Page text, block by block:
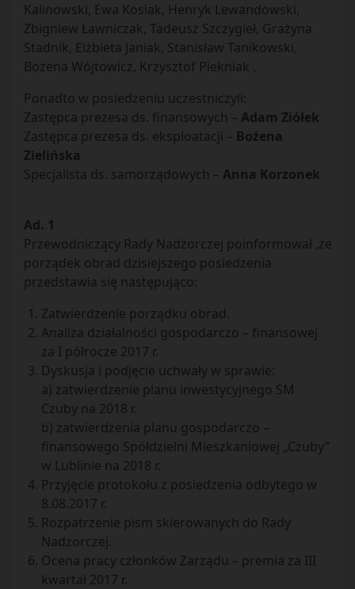
Kalinowski, Ewa Kosiak, Henryk Lewandowski,
Zbigniew Ławniczak, Tadeusz Szczygieł, Grażyna
Stadnik, Elżbieta Janiak, Stanisław Tanikowski,
Bożena Wójtowicz, Krzysztof Piekniak .
Ponadto w posiedzeniu uczestniczyli:
Zastępca prezesa ds. finansowych – Adam Ziółek
Zastępca prezesa ds. eksploatacji – Bożena
Zielińska
Specjalista ds. samorządowych – Anna Korzonek
Ad. 1
Przewodniczący Rady Nadzorczej poinformował ,że
porządek obrad dzisiejszego posiedzenia
przedstawia się następująco:
Zatwierdzenie porządku obrad.
Analiza działalności gospodarczo – finansowej
za I półrocze 2017 r.
Dyskusja i podjęcie uchwały w sprawie:
a) zatwierdzenie planu inwestycyjnego SM
Czuby na 2018 r.
b) zatwierdzenia planu gospodarczo –
finansowego Spółdzielni Mieszkaniowej „Czuby”
w Lublinie na 2018 r.
Przyjęcie protokołu z posiedzenia odbytego w
8.08.2017 r.
Rozpatrzenie pism skierowanych do Rady
Nadzorczej.
Ocena pracy członków Zarządu – premia za III
kwartał 2017 r.